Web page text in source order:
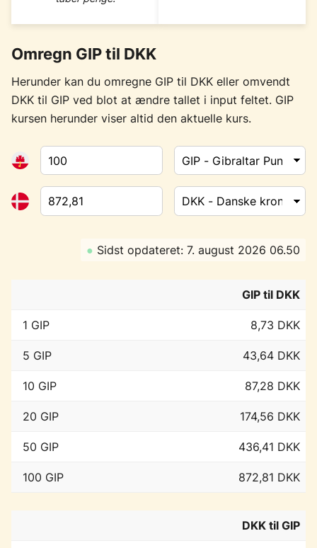
Omregn GIP til DKK
Herunder kan du omregne GIP til DKK eller omvendt
DKK til GIP ved blot at ændre tallet i input feltet. GIP
kursen herunder viser altid den aktuelle kurs.
● Sidst opdateret: 7. august 2026 06.50
GIP til DKK
1 GIP 8,73 DKK
5 GIP 43,64 DKK
10 GIP 87,28 DKK
20 GIP 174,56 DKK
50 GIP 436,41 DKK
100 GIP 872,81 DKK
DKK til GIP